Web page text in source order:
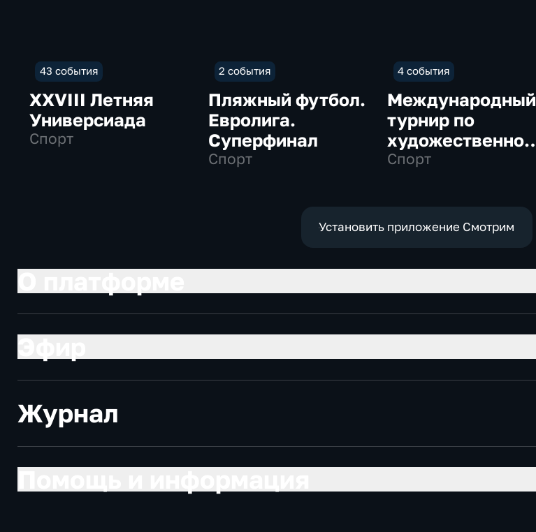
43 события
XXVIII Летняя
Универсиада
Спорт
2 события
Пляжный футбол.
Евролига.
Суперфинал
Спорт
4 события
Международный
турнир по
художественной
гимнастике
Спорт
Установить приложение Смотрим
Журнал